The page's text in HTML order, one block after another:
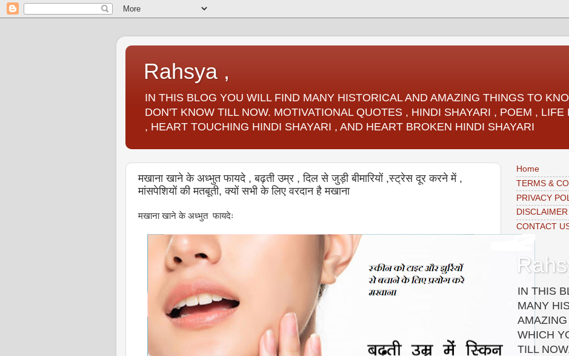
Rahsya ,
IN THIS BLOG YOU WILL FIND MANY HISTORICAL AND AMAZING THINGS TO
DON'T KNOW TILL NOW. MOTIVATIONAL QUOTES , HINDI SHAYARI , POEM ,
, HEART TOUCHING HINDI SHAYARI , AND HEART BROKEN HINDI SHAYARI
मखाना खाने के अध्भुत फायदे , बढ़ती उम्र , दिल से जुड़ी बीमारियों ,स्ट्रेस दूर करने में ,
मांसपेशियों की मतबूती, क्यों सभी के लिए वरदान है मखाना
मखाना खाने के अध्भुत फायदेः
Home
TERMS &
PRIVACY
DISCLAIMER
CONTACT
IN THIS
MANY
WHICH
TILL